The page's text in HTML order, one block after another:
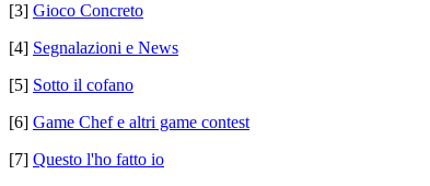
[3] Gioco Concreto
[4] Segnalazioni e News
[5] Sotto il cofano
[6] Game Chef e altri game contest
[7] Questo l'ho fatto io